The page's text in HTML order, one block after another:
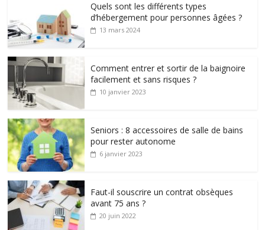
Quels sont les différents types
d’hébergement pour personnes âgées ?
13 mars 2024
Comment entrer et sortir de la baignoire
facilement et sans risques ?
10 janvier 2023
Seniors : 8 accessoires de salle de bains
pour rester autonome
6 janvier 2023
Faut-il souscrire un contrat obsèques
avant 75 ans ?
20 juin 2022